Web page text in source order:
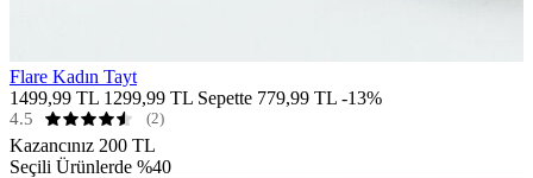
Flare Kadın Tayt
1499,99 TL 1299,99 TL Sepette 779,99 TL -13%
4.5 (2)
Kazancınız 200 TL
Seçili Ürünlerde %40